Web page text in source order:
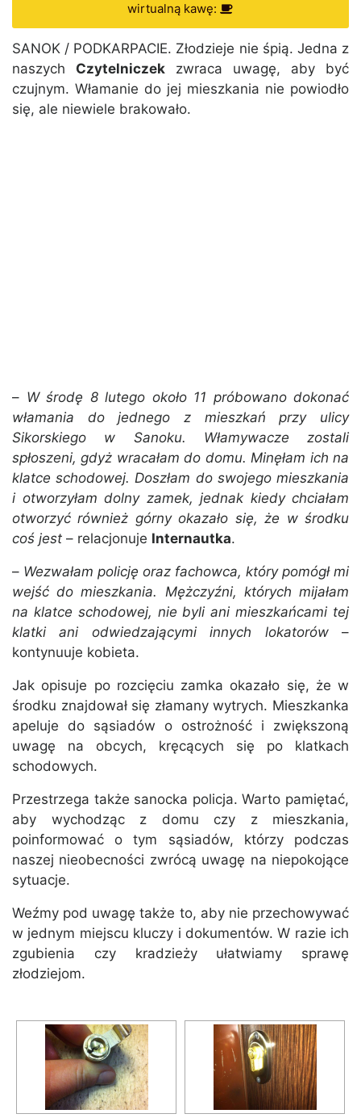
wirtualną kawę:
SANOK / PODKARPACIE. Złodzieje nie śpią. Jedna z
naszych Czytelniczek zwraca uwagę, aby być
czujnym. Włamanie do jej mieszkania nie powiodło
się, ale niewiele brakowało.
– W środę 8 lutego około 11 próbowano dokonać
włamania do jednego z mieszkań przy ulicy
Sikorskiego w Sanoku. Włamywacze zostali
spłoszeni, gdyż wracałam do domu. Minęłam ich na
klatce schodowej. Doszłam do swojego mieszkania
i otworzyłam dolny zamek, jednak kiedy chciałam
otworzyć również górny okazało się, że w środku
coś jest – relacjonuje Internautka.
– Wezwałam policję oraz fachowca, który pomógł mi
wejść do mieszkania. Mężczyźni, których mijałam
na klatce schodowej, nie byli ani mieszkańcami tej
klatki ani odwiedzającymi innych lokatorów–
kontynuuje kobieta.
Jak opisuje po rozcięciu zamka okazało się, że w
środku znajdował się złamany wytrych. Mieszkanka
apeluje do sąsiadów o ostrożność i zwiększoną
uwagę na obcych, kręcących się po klatkach
schodowych.
Przestrzega także sanocka policja. Warto pamiętać,
aby wychodząc z domu czy z mieszkania,
poinformować o tym sąsiadów, którzy podczas
naszej nieobecności zwrócą uwagę na niepokojące
sytuacje.
Weźmy pod uwagę także to, aby nie przechowywać
w jednym miejscu kluczy i dokumentów. W razie ich
zgubienia czy kradzieży ułatwiamy sprawę
złodziejom.